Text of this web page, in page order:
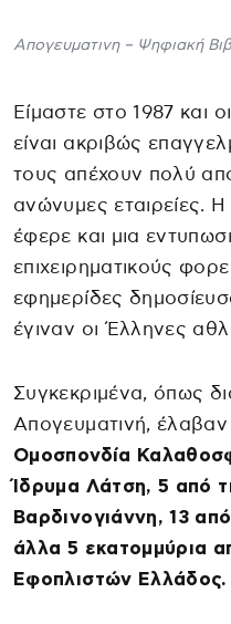
Απογευματινη – Ψηφιακή
Είμαστε στο 1987 και
είναι ακριβώς
τους απέχουν πολύ
ανώνυμες εταιρείες. Η
έφερε και μια
επιχειρηματικούς
εφημερίδες
έγιναν οι Έλληνες
Συγκεκριμένα, όπως
Απογευματινή, έλαβαν
Ομοσπονδία
Ίδρυμα Λάτση, 5 από
Βαρδινογιάννη, 13
άλλα 5 εκατομμύρια
Εφοπλιστών Ελλάδος.